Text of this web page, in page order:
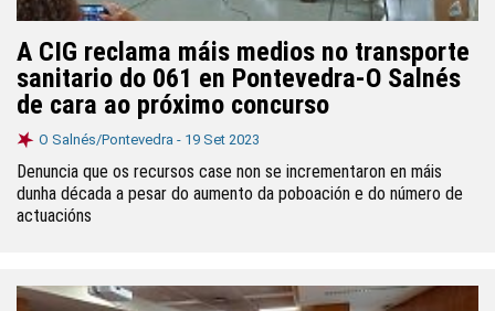
A CIG reclama máis medios no transporte
sanitario do 061 en Pontevedra-O Salnés
de cara ao próximo concurso
O Salnés/Pontevedra - 19 Set 2023
Denuncia que os recursos case non se incrementaron en máis
dunha década a pesar do aumento da poboación e do número de
actuacións